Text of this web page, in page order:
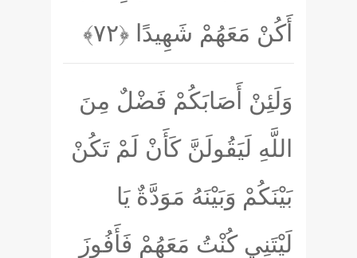
أَكُنْ مَعَهُمْ شَهِيدًا ﴿۷۲﴾
وَلَئِنْ أَصَابَكُمْ فَضْلٌ مِنَ
اللَّهِ لَيَقُولَنَّ كَأَنْ لَمْ تَكُنْ
بَيْنَكُمْ وَبَيْنَهُ مَوَدَّةٌ يَا
لَيْتَنِي كُنْتُ مَعَهُمْ فَأَفُوزَ